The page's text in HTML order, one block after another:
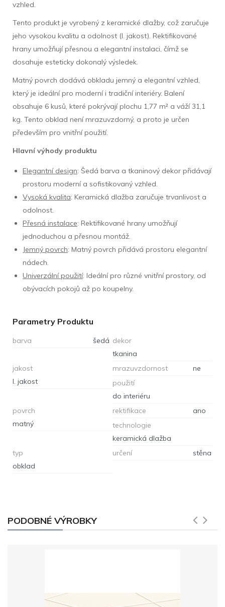
vzhled.
Tento produkt je vyrobený z keramické dlažby, což zaručuje
jeho vysokou kvalitu a odolnost (I. jakost). Rektifikované
hrany umožňují přesnou a elegantní instalaci, čímž se
dosahuje esteticky dokonalý výsledek.
Matný povrch dodává obkladu jemný a elegantní vzhled,
který je ideální pro moderní i tradiční interiéry. Balení
obsahuje 6 kusů, které pokrývají plochu 1,77 m² a váží 31,1
kg. Tento obklad není mrazuvzdorný, a proto je určen
především pro vnitřní použití.
Hlavní výhody produktu
Elegantní design: Šedá barva a tkaninový dekor přidávají
prostoru moderní a sofistikovaný vzhled.
Vysoká kvalita: Keramická dlažba zaručuje trvanlivost a
odolnost.
Přesná instalace: Rektifikované hrany umožňují
jednoduchou a přesnou montáž.
Jemný povrch: Matný povrch přidává prostoru elegantní
nádech.
Univerzální použití: Ideální pro různé vnitřní prostory, od
obývacích pokojů až po koupelny.
Parametry Produktu
barva šedá dekor
tkanina
jakost
I. jakost
mrazuvzdornost
ne
použití
do interiéru
povrch
matný
rektifikace
ano
technologie
keramická dlažba
typ
obklad
určení stěna
PODOBNÉ VÝROBKY